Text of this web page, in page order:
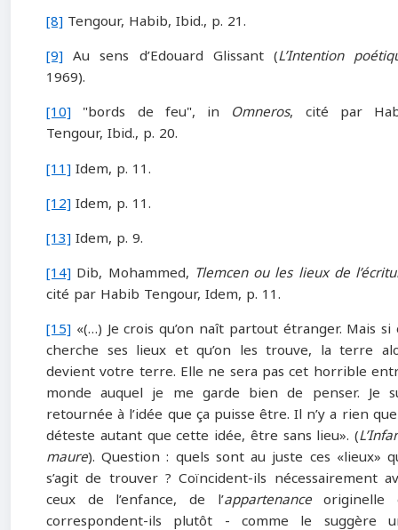
[8] Tengour, Habib, Ibid., p. 21.
[9] Au sens d’Edouard Glissant (L’Intention
1969).
[10] "bords de feu", in Omneros, cité par
Tengour, Ibid., p. 20.
[11]Idem, p. 11.
[12]Idem, p. 11.
[13]Idem, p. 9.
[14] Dib, Mohammed, Tlemcen ou les lieux de
cité par Habib Tengour, Idem, p. 11.
[15] «(…) Je crois qu’on naît partout étranger. Mais si
cherche ses lieux et qu’on les trouve, la terre
devient votre terre. Elle ne sera pas cet horrible
monde auquel je me garde bien de penser. Je
retournée à l’idée que ça puisse être. Il n’y a rien
déteste autant que cette idée, être sans lieu». (
maure). Question : quels sont au juste ces «lieux»
s’agit de trouver ? Coïncident-ils nécessairement
ceux de l’enfance, de l’appartenanceoriginelle
correspondent-ils plutôt ‑ comme le suggère